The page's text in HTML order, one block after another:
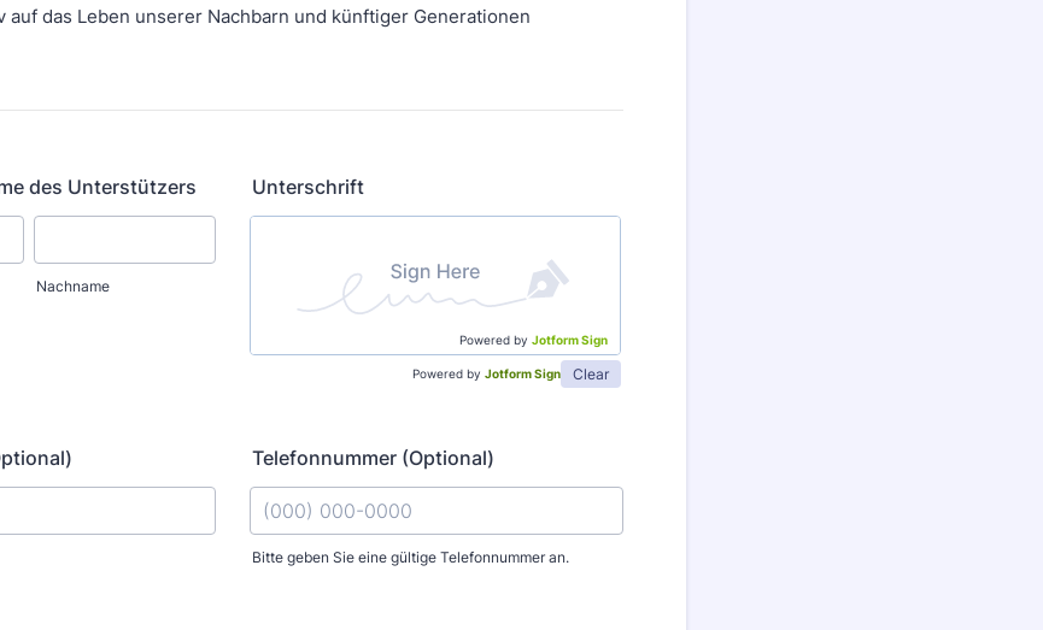
auf das Leben unserer Nachbarn und künftiger Generationen
des Unterstützers
Nachname
Unterschrift
Powered by Jotform Sign
Powered by Jotform Sign Clear
Telefonnummer (Optional)
Bitte geben Sie eine gültige Telefonnummer an.